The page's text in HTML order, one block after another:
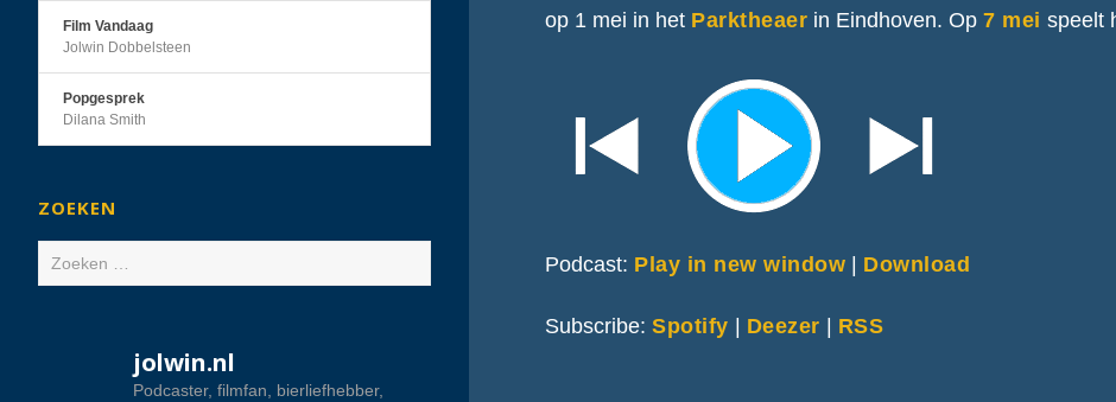
Film Vandaag
Jolwin Dobbelsteen
Popgesprek
Dilana Smith
ZOEKEN
Zoeken
naar:
jolwin.nl
Podcaster, filmfan, bierliefhebber,
op 1 mei in het Parktheaer in Eindhoven. Op7 meispeelt
Podcast: Play in new window | Download
Subscribe:Spotify | Deezer | RSS